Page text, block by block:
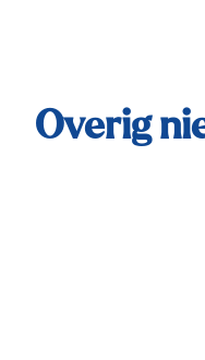
Overig